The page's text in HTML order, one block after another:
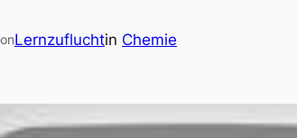
Lernzufluchtin Chemie